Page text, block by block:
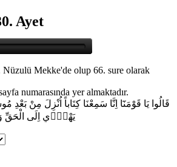
Ayet
Mekke'de olup 66. sure olarak
numarasında yer almaktadır.
قَالُوا يَا قَوْمَنَٓا اِنَّا سَمِعْنَا كِتَاباً اُنْزِلَ مِنْ بَعْدِ
يَهْد۪ٓي اِلَى الْحَقِّ